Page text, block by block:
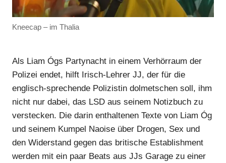
Anzeige
Kneecap – im Thalia
Als Liam Ógs Partynacht in einem Verhörraum der
Polizei endet, hilft Irisch-Lehrer JJ, der für die
englisch-sprechende Polizistin dolmetschen soll, ihm
nicht nur dabei, das LSD aus seinem Notizbuch zu
verstecken. Die darin enthaltenen Texte von Liam Óg
und seinem Kumpel Naoise über Drogen, Sex und
den Widerstand gegen das britische Establishment
werden mit ein paar Beats aus JJs Garage zu einer